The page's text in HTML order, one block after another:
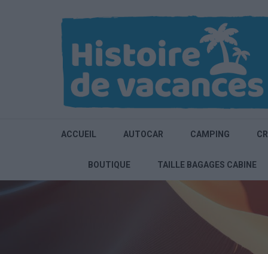
ACCUEIL AUTOCAR CAMPING
BOUTIQUE TAILLE BAGAGES CABINE